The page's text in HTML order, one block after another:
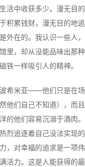
活中收获多少。漫无目的
积累钱财，漫无目的地追
外在的。我认识一些人
里，却从没能品味出那
铁一样吸引人的精神。
米亚——他们只是在场
他们自己不知道），而
他们容易沉溺于酒肉
烈追逐着自己没法实现
，对幸福的追求是一项
活力。这是人能获得的